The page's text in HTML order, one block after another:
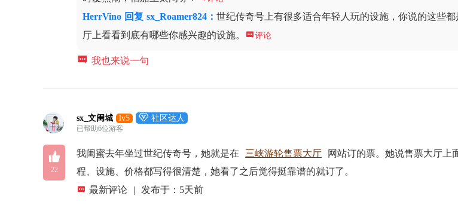
HerrVino 回复 sx_Roamer824：世纪传奇号上有很多适合年轻人玩的设施，你说的这些
厅上看看到底有哪些你感兴趣的设施。
评论
 我也来说一句
sx_文闺城 lv5  社区达人
已帮助6位游客

22
我闺蜜去年坐过世纪传奇号，她就是在 三峡游轮售票大厅
网站订的票。她说售票大厅上
程、设施、价格都写得很清楚，她看了之后觉得挺靠谱的就订了。
 最新评论 | 发布于：5天前